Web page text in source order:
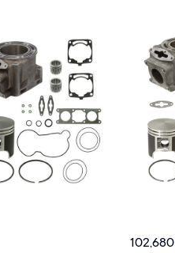
102,680